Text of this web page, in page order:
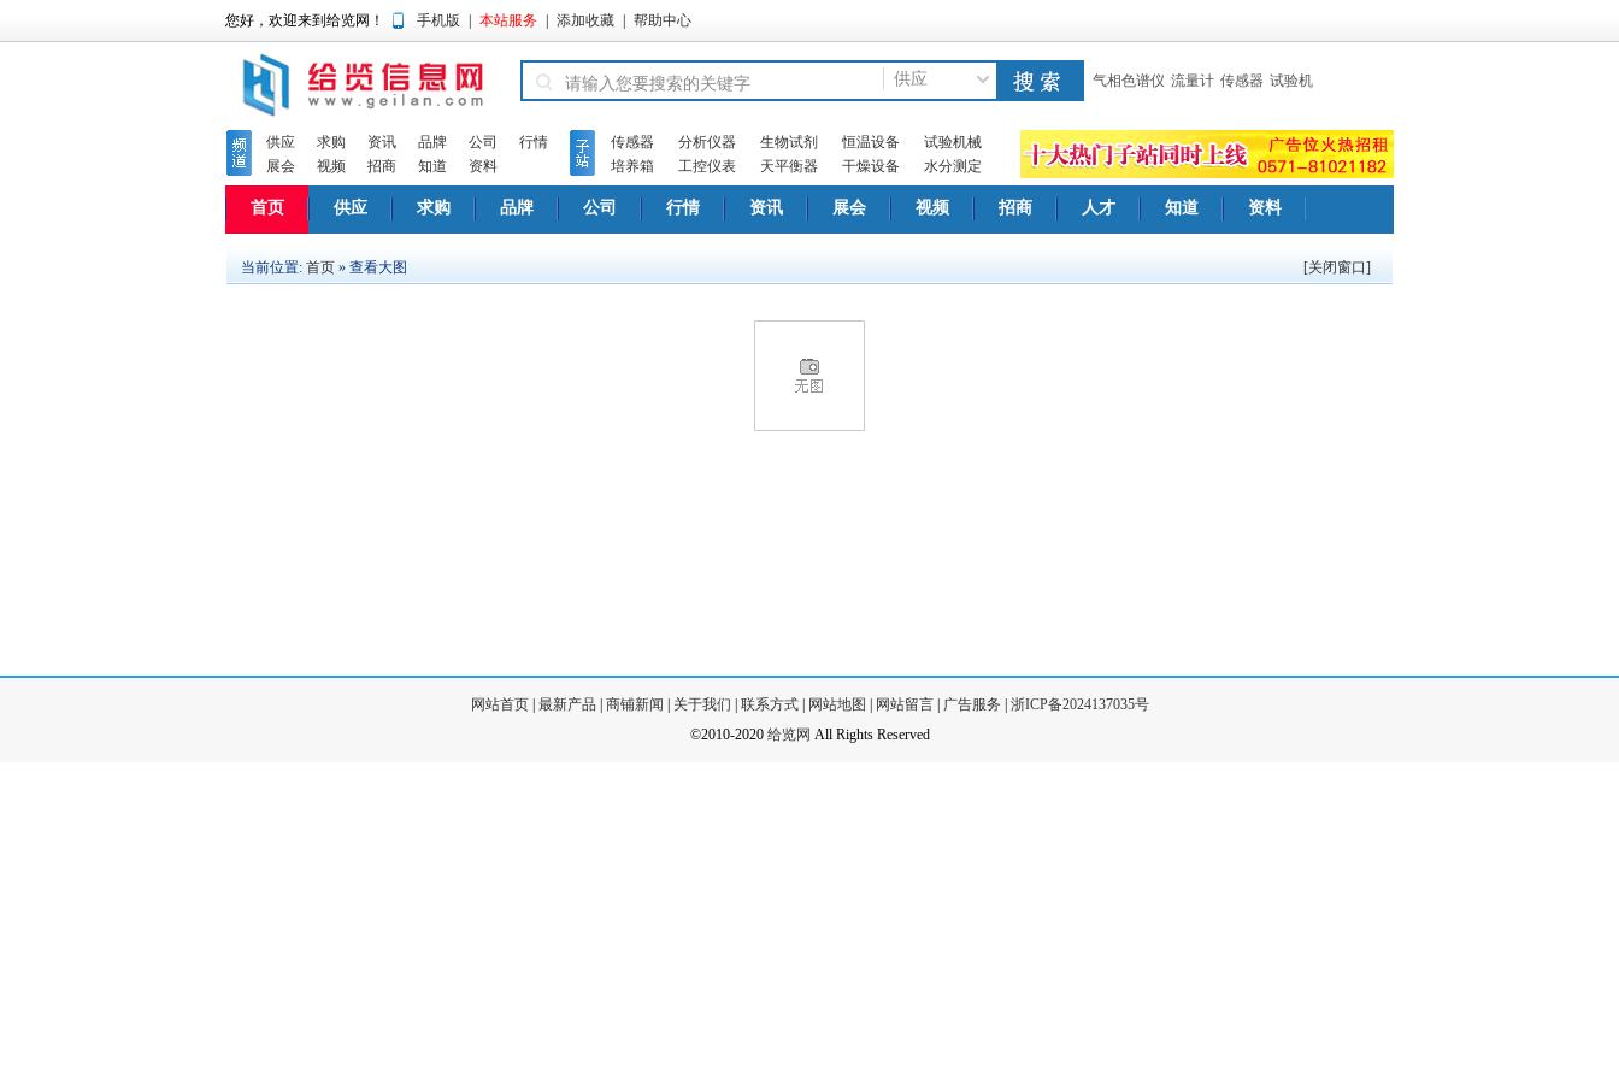
您好，欢迎来到给览网！ 手机版 本站服务 添加收藏 帮助中心
供应 气相色谱仪 流量计 传感器 试验机
供应 求购 资讯 品牌 公司
行情
展会
视频 招商 知道 资料
传感器 分析仪器 生物试剂 恒温设备
试验机械
培养箱
工控仪表 天平衡器 干燥设备 水分测定
首页 供应 求购 品牌 公司 行情 资讯 展会 视频 招商 人才 知道 资料
[关闭窗口]
当前位置: 首页 » 查看大图
网站首页| 最新产品 商铺新闻 关于我们 联系方式| 网站地图 网站留言| 广告服务
浙ICP备2024137035号
©2010-2020 给览网 All Rights Reserved